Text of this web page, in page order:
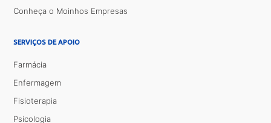
Conheça o Moinhos Empresas
SERVIÇOS DE APOIO
Farmácia
Enfermagem
Fisioterapia
Psicologia